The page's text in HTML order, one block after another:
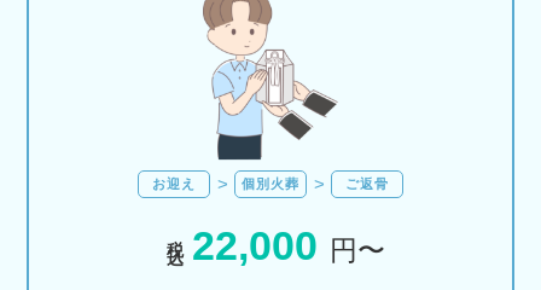
お迎え 個別火葬 ご返骨
22,000 円〜